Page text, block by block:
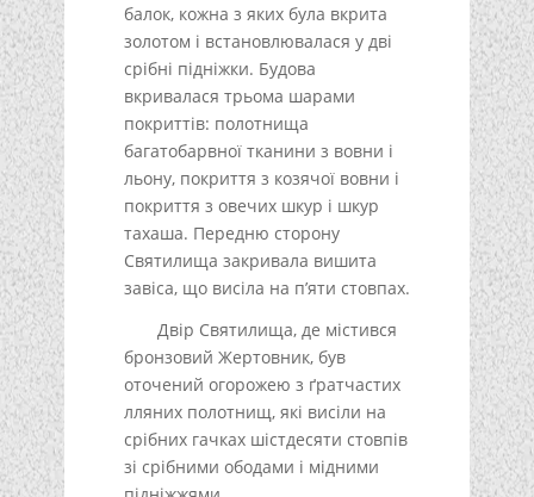
балок, кожна з яких була вкрита
золотом і встановлювалася у дві
срібні підніжки. Будова
вкривалася трьома шарами
покриттів: полотнища
багатобарвної тканини з вовни і
льону, покриття з козячої вовни і
покриття з овечих шкур і шкур
тахаша. Передню сторону
Святилища закривала вишита
завіса, що висіла на п’яти стовпах.
Двір Святилища, де містився
бронзовий Жертовник, був
оточений огорожею з ґратчастих
лляних полотнищ, які висіли на
срібних гачках шістдесяти стовпів
зі срібними ободами і мідними